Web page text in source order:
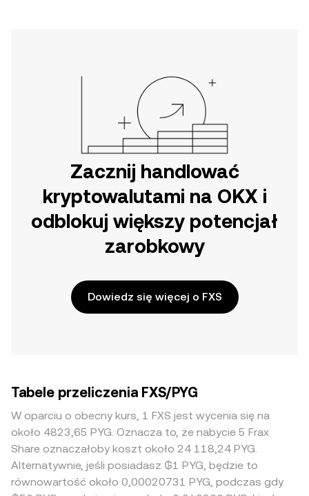
Zacznij handlować
kryptowalutami na OKX i
odblokuj większy potencjał
zarobkowy
Dowiedz się więcej o FXS
Tabele przeliczenia FXS/PYG
W oparciu o obecny kurs, 1 FXS jest wycenia się na
około 4823,65 PYG. Oznacza to, że nabycie 5 Frax
Share oznaczałoby koszt około 24 118,24 PYG.
Alternatywnie, jeśli posiadasz ₲1 PYG, będzie to
równowartość około 0,00020731 PYG, podczas gdy